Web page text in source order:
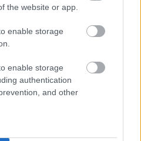
the website or app.
enable storage
enable storage
authentication
and other